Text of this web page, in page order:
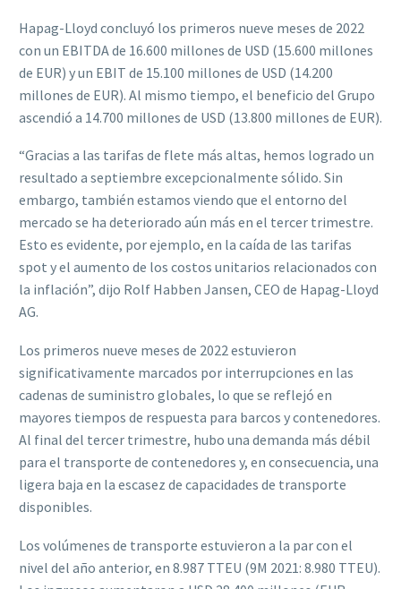
Hapag-Lloyd concluyó los primeros nueve meses de 2022
con un EBITDA de 16.600 millones de USD (15.600 millones
de EUR) y un EBIT de 15.100 millones de USD (14.200
millones de EUR). Al mismo tiempo, el beneficio del Grupo
ascendió a 14.700 millones de USD (13.800 millones de EUR).
“Gracias a las tarifas de flete más altas, hemos logrado un
resultado a septiembre excepcionalmente sólido. Sin
embargo, también estamos viendo que el entorno del
mercado se ha deteriorado aún más en el tercer trimestre.
Esto es evidente, por ejemplo, en la caída de las tarifas
spot y el aumento de los costos unitarios relacionados con
la inflación”, dijo Rolf Habben Jansen, CEO de Hapag-Lloyd
AG.
Los primeros nueve meses de 2022 estuvieron
significativamente marcados por interrupciones en las
cadenas de suministro globales, lo que se reflejó en
mayores tiempos de respuesta para barcos y contenedores.
Al final del tercer trimestre, hubo una demanda más débil
para el transporte de contenedores y, en consecuencia, una
ligera baja en la escasez de capacidades de transporte
disponibles.
Los volúmenes de transporte estuvieron a la par con el
nivel del año anterior, en 8.987 TTEU (9M 2021: 8.980 TTEU).